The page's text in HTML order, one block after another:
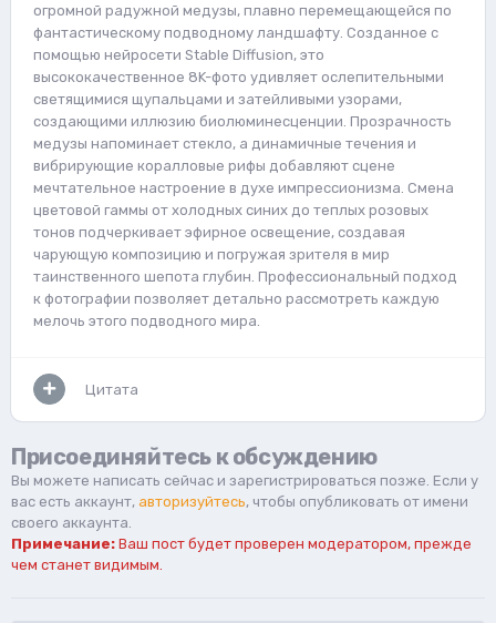
огромной радужной медузы, плавно перемещающейся по
фантастическому подводному ландшафту. Созданное с
помощью нейросети Stable Diffusion, это
высококачественное 8K-фото удивляет ослепительными
светящимися щупальцами и затейливыми узорами,
создающими иллюзию биолюминесценции. Прозрачность
медузы напоминает стекло, а динамичные течения и
вибрирующие коралловые рифы добавляют сцене
мечтательное настроение в духе импрессионизма. Смена
цветовой гаммы от холодных синих до теплых розовых
тонов подчеркивает эфирное освещение, создавая
чарующую композицию и погружая зрителя в мир
таинственного шепота глубин. Профессиональный подход
к фотографии позволяет детально рассмотреть каждую
мелочь этого подводного мира.
Цитата
Присоединяйтесь к обсуждению
Вы можете написать сейчас и зарегистрироваться позже. Если у
вас есть аккаунт, авторизуйтесь, чтобы опубликовать от имени
своего аккаунта.
Примечание: Ваш пост будет проверен модератором, прежде
чем станет видимым.